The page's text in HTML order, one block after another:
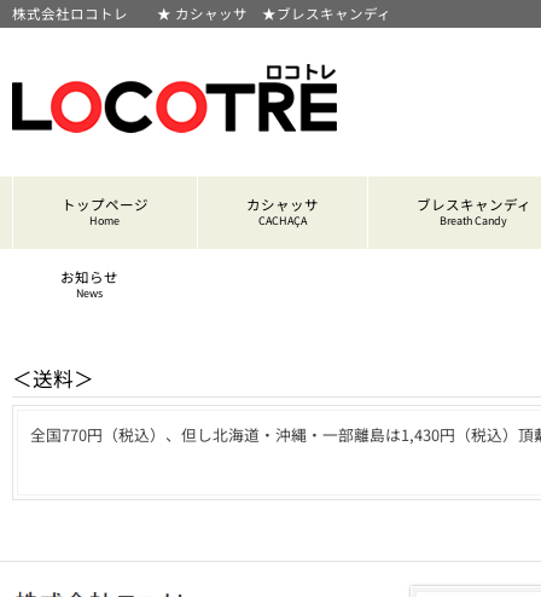
株式会社ロコトレ ★ カシャッサ ★ブレスキャンディ
トップページ
Home
カシャッサ
CACHAÇA
ブレスキャンディ
Breath Candy
お知らせ
News
＜送料＞
全国770円（税込）、但し北海道・沖縄・一部離島は1,430円（税込）頂